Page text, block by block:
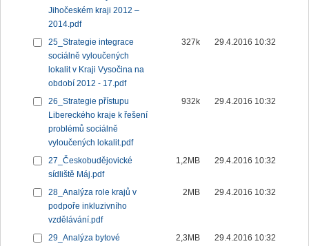
Jihočeském kraji 2012 –
2014.pdf
25_Strategie integrace
sociálně vyloučených
lokalit v Kraji Vysočina na
období 2012 - 17.pdf
327k 29.4.2016 10:32
26_Strategie přístupu
Libereckého kraje k řešení
problémů sociálně
vyloučených lokalit.pdf
932k 29.4.2016 10:32
27_Českobudějovické
sídliště Máj.pdf
1,2MB 29.4.2016 10:32
28_Analýza role krajů v
podpoře inkluzivního
vzdělávání.pdf
2MB 29.4.2016 10:32
29_Analýza bytové
2,3MB 29.4.2016 10:32